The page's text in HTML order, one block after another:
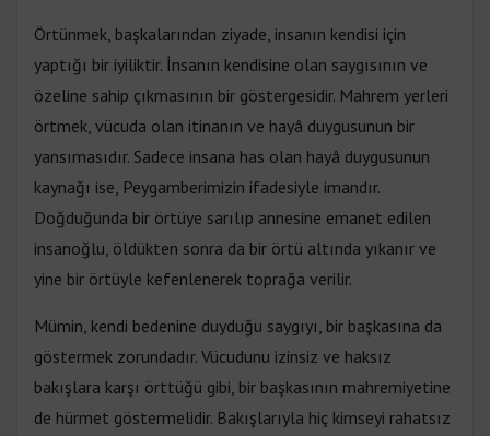
Örtünmek, başkalarından ziyade, insanın kendisi için
yaptığı bir iyiliktir. İnsanın kendisine olan saygısının ve
özeline sahip çıkmasının bir göstergesidir. Mahrem yerleri
örtmek, vücuda olan itinanın ve hayâ duygusunun bir
yansımasıdır. Sadece insana has olan hayâ duygusunun
kaynağı ise, Peygamberimizin ifadesiyle imandır.
Doğduğunda bir örtüye sarılıp annesine emanet edilen
insanoğlu, öldükten sonra da bir örtü altında yıkanır ve
yine bir örtüyle kefenlenerek toprağa verilir.
Mümin, kendi bedenine duyduğu saygıyı, bir başkasına da
göstermek zorundadır. Vücudunu izinsiz ve haksız
bakışlara karşı örttüğü gibi, bir başkasının mahremiyetine
de hürmet göstermelidir. Bakışlarıyla hiç kimseyi rahatsız